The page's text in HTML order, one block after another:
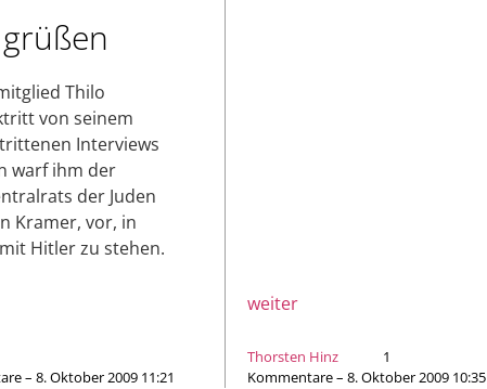
Thilo
von seinem
Interviews
warf ihm der
der Juden
Kramer, vor, in
Hitler zu stehen.
– 8. Oktober 2009 11:21
weiter
Thorsten Hinz
1
Kommentare – 8. Oktober 2009 10:35